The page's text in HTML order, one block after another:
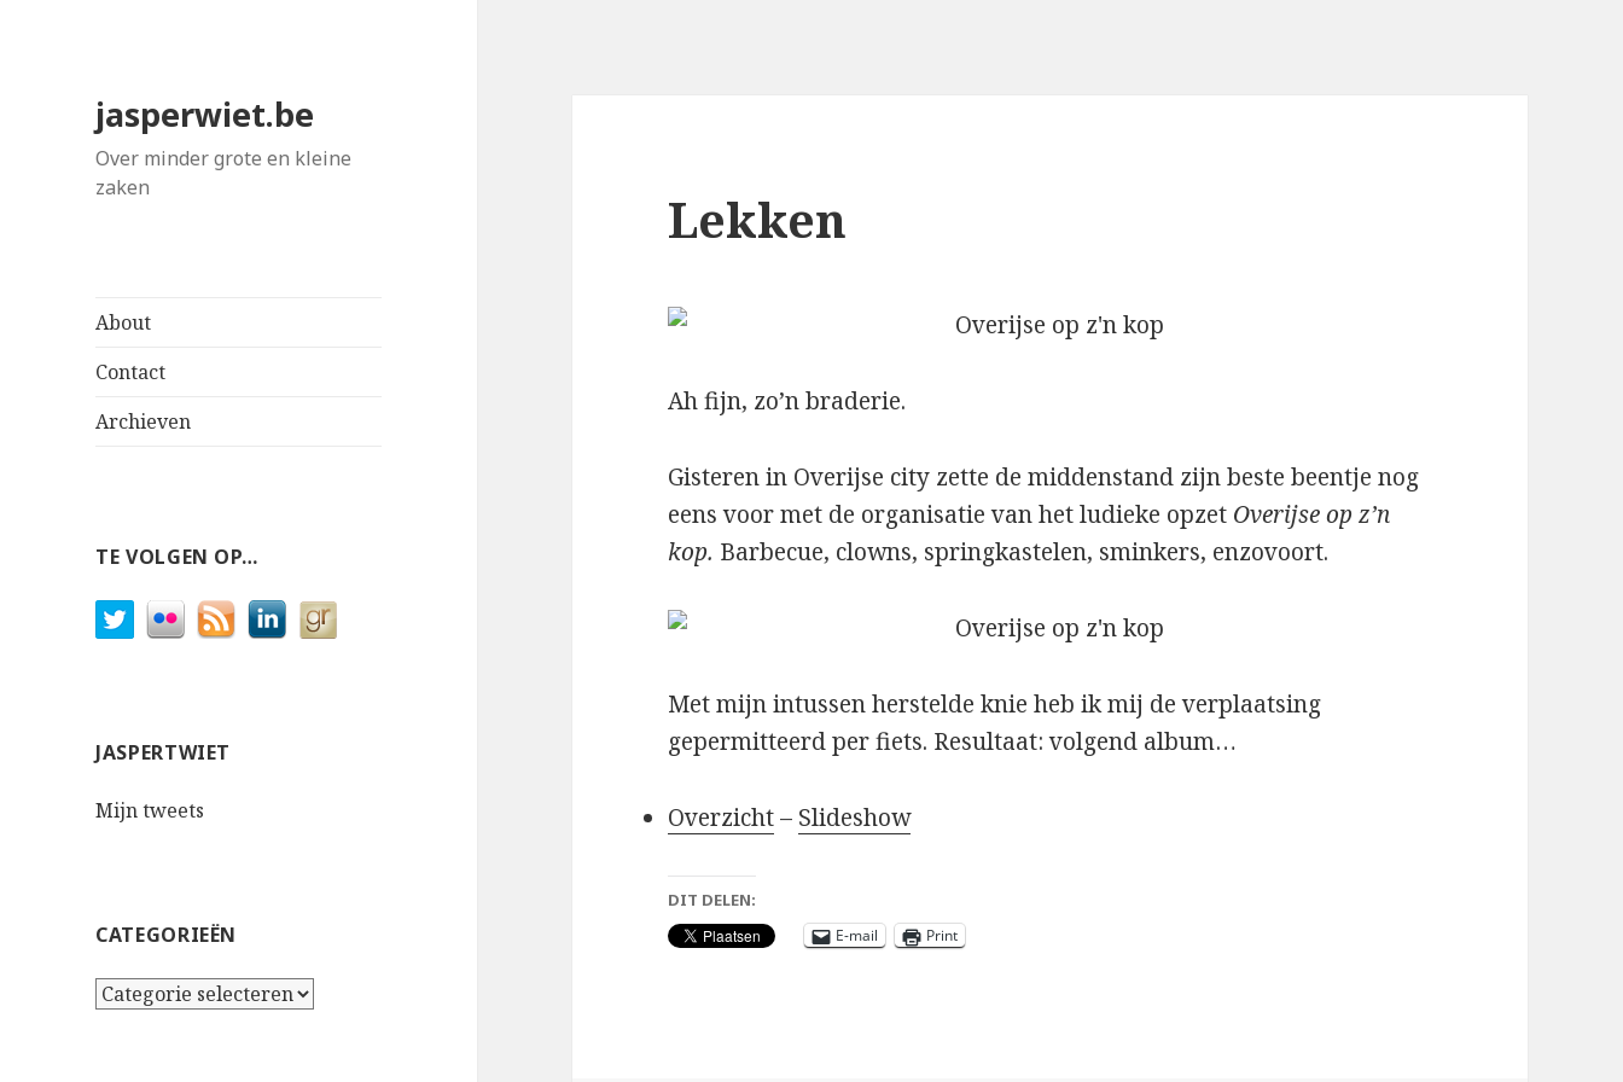
jasperwiet.be
Over minder grote en kleine
zaken
About
Contact
Archieven
TE VOLGEN OP…
JASPERTWIET
Mijn tweets
CATEGORIEËN
Categorieën
Lekken
Ah fijn, zo’n braderie.
Gisteren in Overijse city zette de middenstand zijn beste beentje nog
eens voor met de organisatie van het ludieke opzet Overijse op z’n
kop. Barbecue, clowns, springkastelen, sminkers, enzovoort.
Met mijn intussen herstelde knie heb ik mij de verplaatsing
gepermitteerd per fiets. Resultaat: volgend album…
Overzicht– Slideshow
DIT DELEN:
E-mail Print